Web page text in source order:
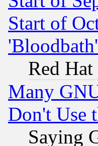
Start of
Red
Many
Don't Use
Saying